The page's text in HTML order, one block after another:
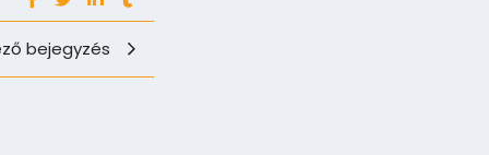
bejegyzés